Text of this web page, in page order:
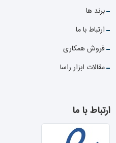
برند ها
ارتباط با ما
فروش همکاری
مقالات ابزار راسا
ارتباط با ما